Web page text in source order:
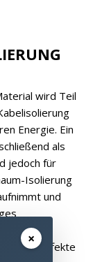
wird Teil
Energie. Ein
als
jedoch für
Isolierung
und
mit
Effekte
×